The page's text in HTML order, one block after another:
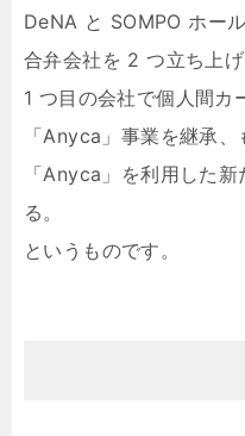
DeNA と SOMPO ホー
合弁会社を 2 つ立ち上げ
1 つ目の会社で個人間カ
「Anyca」事業を継承
「Anyca」を利用した
る。
というものです。